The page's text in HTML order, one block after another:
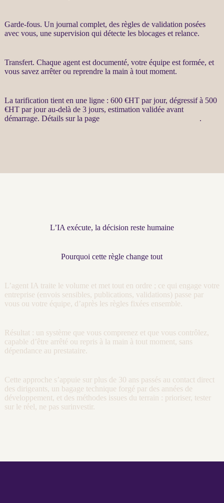
Garde-fous. Un journal complet, des règles de validation posées
avec vous, une supervision qui détecte les blocages et relance.
Transfert. Chaque agentest documenté, votre équipe est formée, et
vous savez arrêter ou reprendre la main à tout moment.
La tarification tient en une ligne : 600 €HTpar jour, dégressif à 500
€HTpar jour au-delà de 3 jours, estimation validée avant
démarrage. Détails sur la page
.
L’IA exécute, la décision reste humaine
Pourquoi cette règle change tout
L’agent IA traite le volume et met tout en ordre ; ce qui engage votre
entreprise (envois sensibles, publications, validations) passe par
vous ou votre équipe, d’après les règles fixées ensemble.
Résultat : un système que vous comprenez et que vous contrôlez,
capable d’être arrêté ou repris à la main à tout moment, sans
dépendance au prestataire.
Cette approche s’appuie sur plus de 30 ans passés au contact direct
des dirigeants, un bagage technique forgé par des années de
développement, et des méthodes issues du terrain : prioriser, tester
sur le réel, ne pas surinvestir.